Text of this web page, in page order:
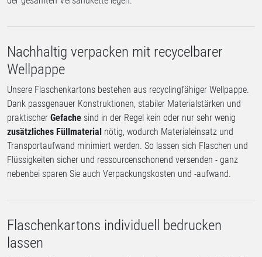
Nachhaltig verpacken mit recycelbarer
Wellpappe
Unsere Flaschenkartons bestehen aus recyclingfähiger Wellpappe.
Dank passgenauer Konstruktionen, stabiler Materialstärken und
praktischer Gefache sind in der Regel kein oder nur sehr wenig
zusätzliches Füllmaterial nötig, wodurch Materialeinsatz und
Transportaufwand minimiert werden. So lassen sich Flaschen und
Flüssigkeiten sicher und ressourcenschonend versenden - ganz
nebenbei sparen Sie auch Verpackungskosten und -aufwand.
Flaschenkartons individuell bedrucken
lassen